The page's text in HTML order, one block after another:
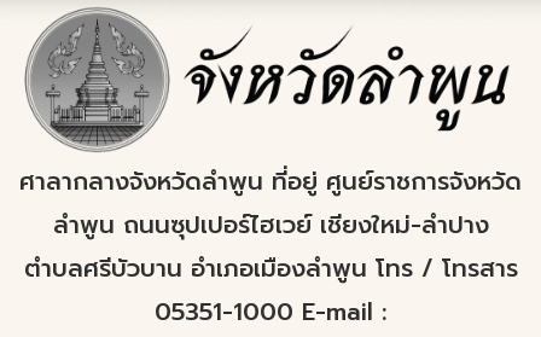
ศาลากลางจังหวัดลำพูน ที่อยู่ ศูนย์ราชการจังหวัด
ลำพูน ถนนซุปเปอร์ไฮเวย์ เชียงใหม่-ลำปาง
ตำบลศรีบัวบาน อำเภอเมืองลำพูน โทร / โทรสาร
05351-1000 E-mail :